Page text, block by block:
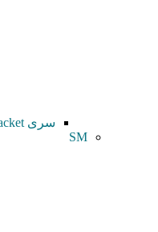
سری Y-Packet
SM